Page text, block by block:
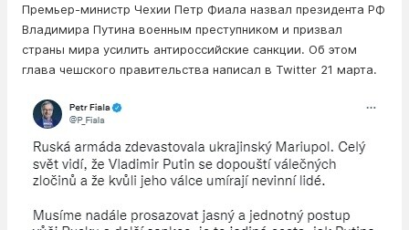
Премьер-министр Чехии Петр Фиала назвал президента РФ
Владимира Путина военным преступником и призвал
страны мира усилить антироссийские санкции. Об этом
глава чешского правительства написал в Twitter 21 марта.